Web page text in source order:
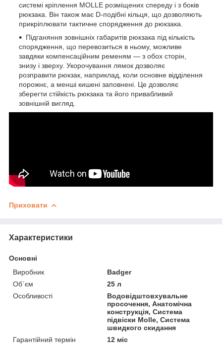
системі кріплення MOLLE розміщених спереду і з боків
рюкзака. Він також має D-подібні кільця, що дозволяють
прикріплювати тактичне спорядження до рюкзака.
Підганяння зовнішніх габаритів рюкзака під кількість
спорядження, що перевозиться в ньому, можливе
завдяки компенсаційним ременям — з обох сторін,
знизу і зверху. Укорочування лямок дозволяє
розправити рюкзак, наприклад, коли основне відділення
порожнє, а менші кишені заповнені. Це дозволяє
зберегти стійкість рюкзака та його привабливий
зовнішній вигляд.
Приховати
Характеристики
Основні
Виробник
Badger
Об`єм
25 л
Особливості
Водовідштовхувальне
просочення, Анатомічна
конструкція, Система
підвіски Molle, Система
швидкого скидання
Гарантійний термін
12 міс